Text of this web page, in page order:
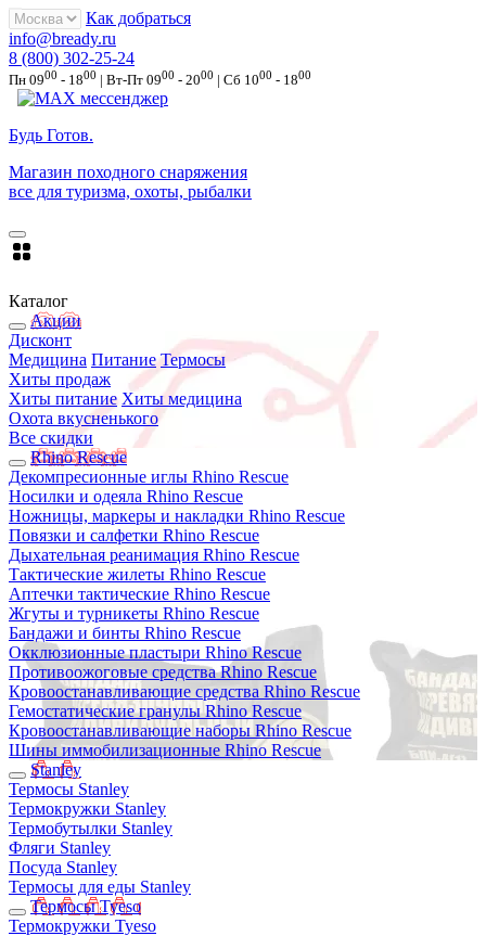
Как добраться
info@bready.ru
8 (800) 302-25-24
Пн 0900 - 1800 | Вт-Пт 0900 - 2000 | Сб 1000 - 1800
Будь Готов.
Магазин походного снаряжения
все для туризма, охоты, рыбалки
Каталог
Акции
Дисконт
Медицина Питание Термосы
Хиты продаж
Хиты питание Хиты медицина
Охота вкусненького
Все скидки
Rhino Rescue
Декомпресионные иглы Rhino Rescue
Носилки и одеяла Rhino Rescue
Ножницы, маркеры и накладки Rhino Rescue
Повязки и салфетки Rhino Rescue
Дыхательная реанимация Rhino Rescue
Тактические жилеты Rhino Rescue
Аптечки тактические Rhino Rescue
Жгуты и турникеты Rhino Rescue
Бандажи и бинты Rhino Rescue
Окклюзионные пластыри Rhino Rescue
Противоожоговые средства Rhino Rescue
Кровоостанавливающие средства Rhino Rescue
Гемостатические гранулы Rhino Rescue
Кровоостанавливающие наборы Rhino Rescue
Шины иммобилизационные Rhino Rescue
Stanley
Термосы Stanley
Термокружки Stanley
Термобутылки Stanley
Фляги Stanley
Посуда Stanley
Термосы для еды Stanley
Термосы Tyeso
Термокружки Tyeso